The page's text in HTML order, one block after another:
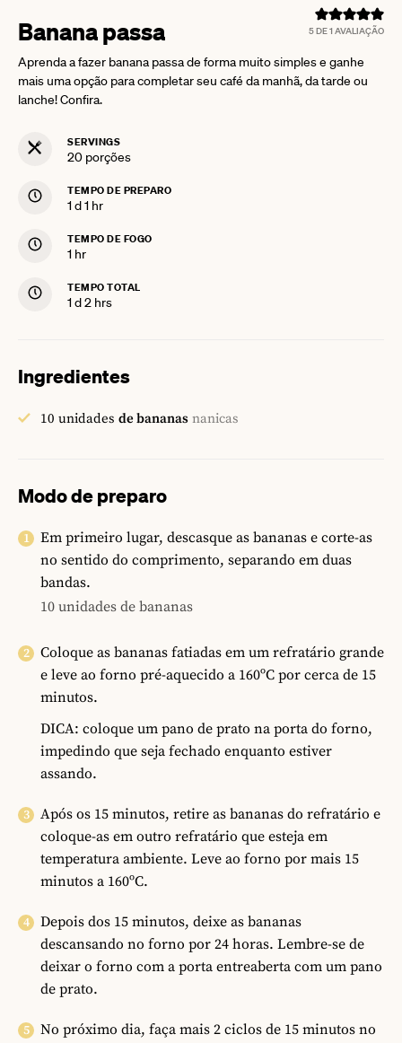
5DE 1 AVALIAÇÃO
Banana passa
Aprenda a fazer banana passa de forma muito simples e ganhe
mais uma opção para completar seu café da manhã, da tarde ou
lanche! Confira.
SERVINGS
20 porções
TEMPO DE PREPARO
1day
d1hour
hr
TEMPO DE FOGO
1hour
hr
TEMPO TOTAL
1day
d2hours
hrs
Ingredientes
10 unidades de bananas nanicas
Modo de preparo
Em primeiro lugar, descasque as bananas e corte-as
no sentido do comprimento, separando em duas
bandas.
10 unidades de bananas
Coloque as bananas fatiadas em um refratário grande
e leve ao forno pré-aquecido a 160ºC por cerca de 15
minutos.
DICA: coloque um pano de prato na porta do forno,
impedindo que seja fechado enquanto estiver
assando.
Após os 15 minutos, retire as bananas do refratário e
coloque-as em outro refratário que esteja em
temperatura ambiente. Leve ao forno por mais 15
minutos a 160ºC.
Depois dos 15 minutos, deixe as bananas
descansando no forno por 24 horas. Lembre-se de
deixar o forno com a porta entreaberta com um pano
de prato.
No próximo dia, faça mais 2 ciclos de 15 minutos no